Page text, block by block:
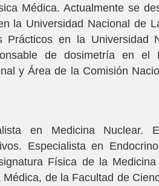
Médica. Actualmente se
la Universidad Nacional de
Prácticos en la Universidad
de dosimetría en el
y Área de la Comisión
en Medicina Nuclear.
Especialista en
Física de la
de la Facultad de